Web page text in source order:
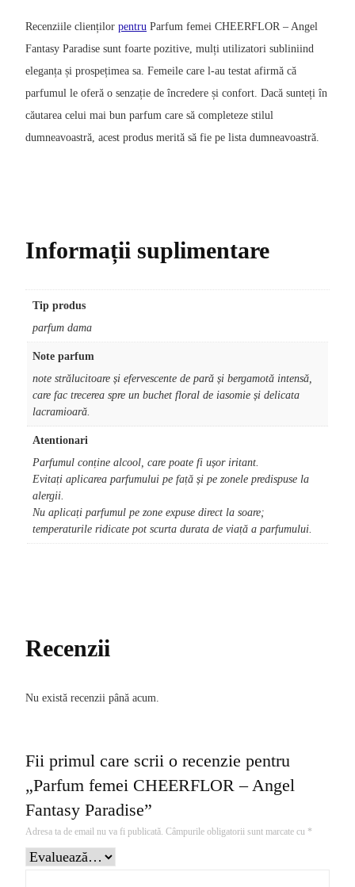
Recenziile clienților pentru Parfum femei CHEERFLOR – Angel
Fantasy Paradise sunt foarte pozitive, mulți utilizatori subliniind
eleganța și prospețimea sa. Femeile care l-au testat afirmă că
parfumul le oferă o senzație de încredere și confort. Dacă sunteți în
căutarea celui mai bun parfum care să completeze stilul
dumneavoastră, acest produs merită să fie pe lista dumneavoastră.
Informații suplimentare
Tip produs
parfum dama
Note parfum
note strălucitoare și efervescente de pară și bergamotă intensă,
care fac trecerea spre un buchet floral de iasomie și delicata
lacramioară.
Atentionari
Parfumul conține alcool, care poate fi ușor iritant.
Evitați aplicarea parfumului pe față și pe zonele predispuse la
alergii.
Nu aplicați parfumul pe zone expuse direct la soare;
temperaturile ridicate pot scurta durata de viață a parfumului.
Recenzii
Nu există recenzii până acum.
Fii primul care scrii o recenzie pentru
„Parfum femei CHEERFLOR – Angel
Fantasy Paradise”
Adresa ta de email nu va fi publicată. Câmpurile obligatorii sunt marcate cu *